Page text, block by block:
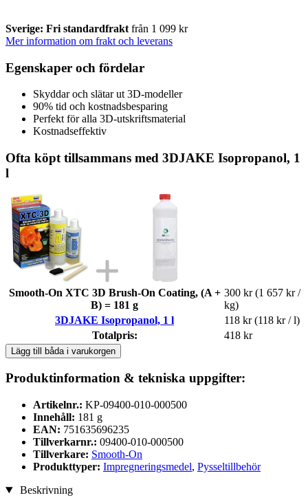
Sverige: Fri standardfrakt från 1 099 kr
Mer information om frakt och leverans
Egenskaper och fördelar
Skyddar och slätar ut 3D-modeller
90% tid och kostnadsbesparing
Perfekt för alla 3D-utskriftsmaterial
Kostnadseffektiv
Ofta köpt tillsammans med 3DJAKE Isopropanol, 1
l
Smooth-On XTC 3D Brush-On Coating, (A +
B) = 181 g
300 kr (1 657 kr /
kg)
3DJAKE Isopropanol, 1 l
118 kr (118 kr / l)
Totalpris:
418 kr
Lägg till båda i varukorgen
Produktinformation & tekniska uppgifter:
Artikelnr.: KP-09400-010-000500
Innehåll: 181 g
EAN: 751635696235
Tillverkarnr.: 09400-010-000500
Tillverkare: Smooth-On
Produkttyper: Impregneringsmedel, Pysseltillbehör
Beskrivning